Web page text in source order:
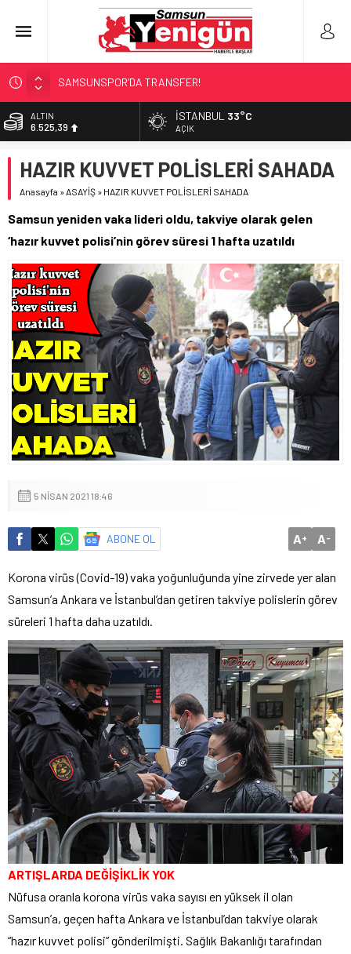
SAMSUNSPOR’DA TRANSFER!
ALAÇAM’A ‘DEV’ YATIRIM!
SAMSUNSPOR’DA HEDEF 5’İNCİLİK!
İŞTE FINDIK FİYATI!
ALTIN
6.525,39
13.788,73
DOLAR
55,0690
İSTANBUL 33°C
AÇIK
HAZIR KUVVET POLİSLERİ SAHADA
Anasayfa »ASAYİŞ » HAZIR KUVVET POLİSLERİ SAHADA
Samsun yeniden vaka lideri oldu, takviye olarak gelen
‘hazır kuvvet polisi’nin görev süresi 1 hafta uzatıldı
5 NISAN 2021 18:46
ABONE OL A+ A-
Korona virüs (Covid-19) vaka yoğunluğunda yine zirvede yer alan
Samsun’a Ankara ve İstanbul’dan getiren takviye polislerin görev
süreleri 1 hafta daha uzatıldı.
ARTIŞLARDA DEĞİŞİKLİK YOK
Nüfusa oranla korona virüs vaka sayısı en yüksek il olan
Samsun’a, geçen hafta Ankara ve İstanbul’dan takviye olarak
“hazır kuvvet polisi” gönderilmişti. Sağlık Bakanlığı tarafından